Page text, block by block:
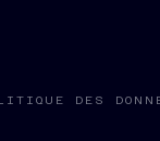
DES